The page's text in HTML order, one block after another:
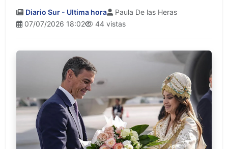
Diario Sur - Ultima hora
Paula De las Heras
07/07/2026 18:02
44 vistas